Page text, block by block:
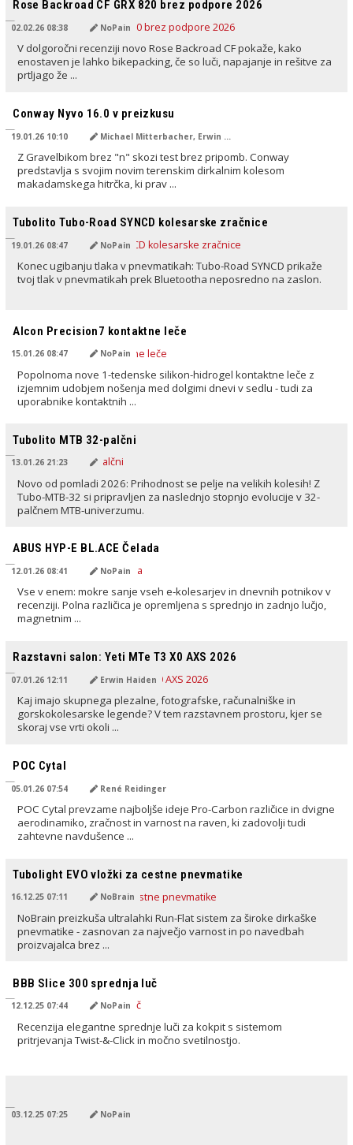
Rose Backroad CF GRX 820 brez podpore 2026
02.02.26 08:38 NoPain
V dolgoročni recenziji novo Rose Backroad CF pokaže, kako
enostaven je lahko bikepacking, če so luči, napajanje in rešitve za
prtljago že ...
Conway Nyvo 16.0 v preizkusu
19.01.26 10:10 Michael Mitterbacher, Erwin Haiden, NoMan
Z Gravelbikom brez "n" skozi test brez pripomb. Conway
predstavlja s svojim novim terenskim dirkalnim kolesom
makadamskega hitrčka, ki prav ...
Tubolito Tubo-Road SYNCD kolesarske zračnice
19.01.26 08:47 NoPain
Konec ugibanju tlaka v pnevmatikah: Tubo-Road SYNCD prikaže
tvoj tlak v pnevmatikah prek Bluetootha neposredno na zaslon.
Alcon Precision7 kontaktne leče
15.01.26 08:47 NoPain
Popolnoma nove 1-tedenske silikon-hidrogel kontaktne leče z
izjemnim udobjem nošenja med dolgimi dnevi v sedlu - tudi za
uporabnike kontaktnih ...
Tubolito MTB 32-palčni
13.01.26 21:23
Novo od pomladi 2026: Prihodnost se pelje na velikih kolesih! Z
Tubo-MTB-32 si pripravljen za naslednjo stopnjo evolucije v 32-
palčnem MTB-univerzumu.
ABUS HYP-E BL.ACE Čelada
12.01.26 08:41 NoPain
Vse v enem: mokre sanje vseh e‑kolesarjev in dnevnih potnikov v
recenziji. Polna različica je opremljena s sprednjo in zadnjo lučjo,
magnetnim ...
Razstavni salon: Yeti MTe T3 X0 AXS 2026
07.01.26 12:11 Erwin Haiden
Kaj imajo skupnega plezalne, fotografske, računalniške in
gorskokolesarske legende? V tem razstavnem prostoru, kjer se
skoraj vse vrti okoli ...
POC Cytal
05.01.26 07:54 René Reidinger
POC Cytal prevzame najboljše ideje Pro-Carbon različice in dvigne
aerodinamiko, zračnost in varnost na raven, ki zadovolji tudi
zahtevne navdušence ...
Tubolight EVO vložki za cestne pnevmatike
16.12.25 07:11 NoBrain
NoBrain preizkuša ultralahki Run-Flat sistem za široke dirkaške
pnevmatike - zasnovan za največjo varnost in po navedbah
proizvajalca brez ...
BBB Slice 300 sprednja luč
12.12.25 07:44 NoPain
Recenzija elegantne sprednje luči za kokpit s sistemom
pritrjevanja Twist-&-Click in močno svetilnostjo.
03.12.25 07:25 NoPain